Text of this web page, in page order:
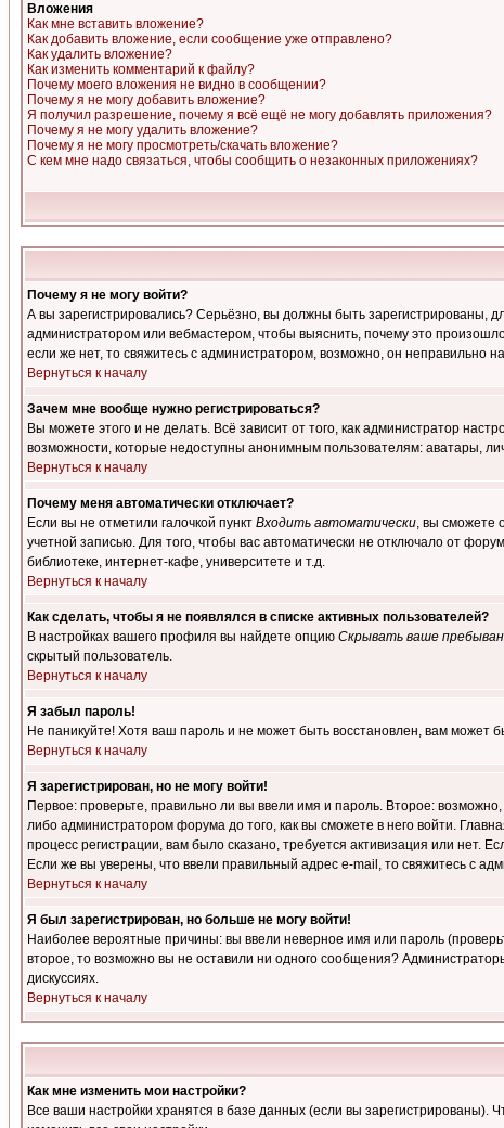
Вложения
Как мне вставить вложение?
Как добавить вложение, если сообщение уже отправлено?
Как удалить вложение?
Как изменить комментарий к файлу?
Почему моего вложения не видно в сообщении?
Почему я не могу добавить вложение?
Я получил разрешение, почему я всё ещё не могу добавлять приложения?
Почему я не могу удалить вложение?
Почему я не могу просмотреть/скачать вложение?
С кем мне надо связаться, чтобы сообщить о незаконных приложениях?
Почему я не могу войти?
А вы зарегистрировались? Серьёзно, вы должны быть зарегистрированы,
администратором или вебмастером, чтобы выяснить, почему это
если же нет, то свяжитесь с администратором, возможно, он неправильно
Вернуться к началу
Зачем мне вообще нужно регистрироваться?
Вы можете этого и не делать. Всё зависит от того, как администратор
возможности, которые недоступны анонимным пользователям: аватары,
Вернуться к началу
Почему меня автоматически отключает?
Если вы не отметили галочкой пункт Входить автоматически, вы сможете
учетной записью. Для того, чтобы вас автоматически не отключало от
библиотеке, интернет-кафе, университете и т.д.
Вернуться к началу
Как сделать, чтобы я не появлялся в списке активных пользователей?
В настройках вашего профиля вы найдете опцию Скрывать ваше
скрытый пользователь.
Вернуться к началу
Я забыл пароль!
Не паникуйте! Хотя ваш пароль и не может быть восстановлен, вам может
Вернуться к началу
Я зарегистрирован, но не могу войти!
Первое: проверьте, правильно ли вы ввели имя и пароль. Второе:
либо администратором форума до того, как вы сможете в него войти.
процесс регистрации, вам было сказано, требуется активизация или нет.
Если же вы уверены, что ввели правильный адрес e-mail, то свяжитесь с
Вернуться к началу
Я был зарегистрирован, но больше не могу войти!
Наиболее вероятные причины: вы ввели неверное имя или пароль
второе, то возможно вы не оставили ни одного сообщения?
дискуссиях.
Вернуться к началу
Как мне изменить мои настройки?
Все ваши настройки хранятся в базе данных (если вы зарегистрированы).